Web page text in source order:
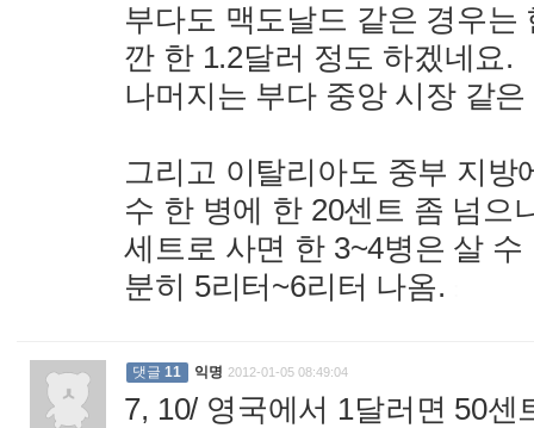
부다도 맥도날드 같은 경우는
깐 한 1.2달러 정도 하겠네요.
나머지는 부다 중앙 시장 같
그리고 이탈리아도 중부 지방
수 한 병에 한 20센트 좀 넘으
세트로 사면 한 3~4병은 살
분히 5리터~6리터 나옴.
댓글 11 익명 2012-01-05 08:49:04
7, 10/ 영국에서 1달러면 50